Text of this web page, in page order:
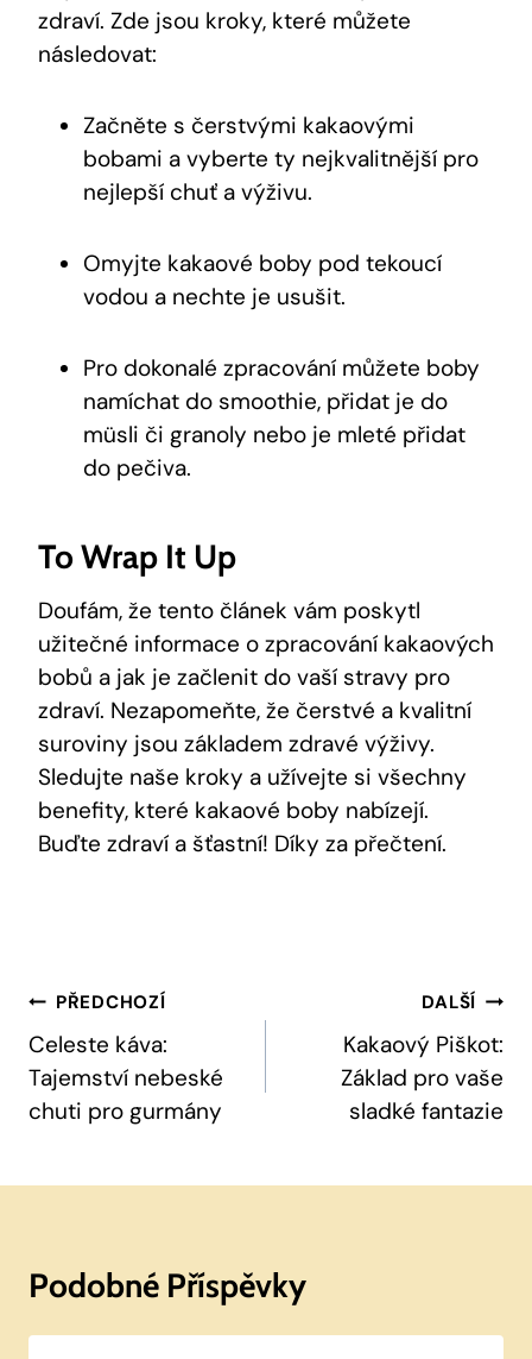
zdraví. Zde jsou kroky, které můžete
následovat:
Začněte s čerstvými kakaovými
‍bobami a vyberte ty nejkvalitnější pro
nejlepší⁢ chuť a výživu.
Omyjte kakaové boby⁢ pod tekoucí
vodou a nechte je usušit.
Pro dokonalé​ zpracování můžete boby
namíchat do smoothie, přidat je‍ do
müsli či granoly nebo je mleté přidat
‌do pečiva.
To Wrap It Up
Doufám, že tento článek vám ‌poskytl
užitečné ‍informace o zpracování kakaových
bobů a jak je začlenit do vaší stravy pro
zdraví. ⁢Nezapomeňte, že čerstvé ‍a kvalitní
suroviny jsou základem zdravé výživy.
Sledujte naše kroky a užívejte si všechny
benefity, které kakaové boby nabízejí.
Buďte zdraví a šťastní! Díky za přečtení.
Navigace
Pro
Příspěvek
PŘEDCHOZÍ
Celeste káva:
Tajemství nebeské
chuti pro gurmány
DALŠÍ
Kakaový Piškot:
Základ pro vaše
sladké fantazie
Podobné Příspěvky